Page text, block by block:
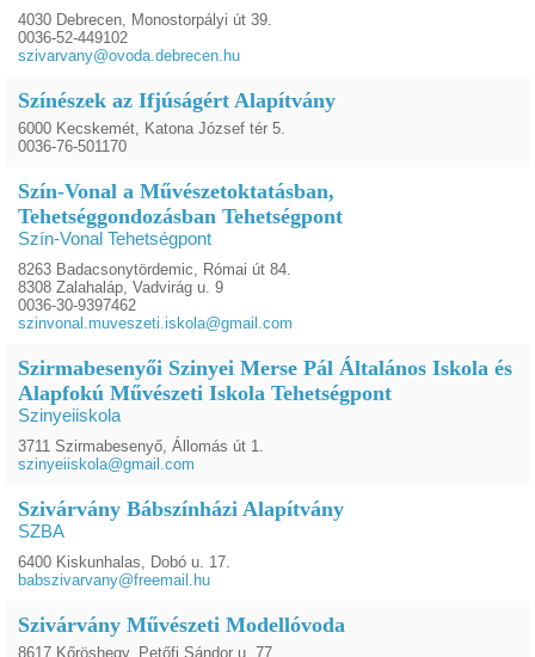
4030 Debrecen, Monostorpályi út 39.
0036-52-449102
szivarvany@ovoda.debrecen.hu
Színészek az Ifjúságért Alapítvány
6000 Kecskemét, Katona József tér 5.
0036-76-501170
Szín-Vonal a Művészetoktatásban,
Tehetséggondozásban Tehetségpont
Szín-Vonal Tehetségpont
8263 Badacsonytördemic, Római út 84.
8308 Zalahaláp, Vadvirág u. 9
0036-30-9397462
szinvonal.muveszeti.iskola@gmail.com
Szirmabesenyői Szinyei Merse Pál Általános Iskola és
Alapfokú Művészeti Iskola Tehetségpont
Szinyeiiskola
3711 Szirmabesenyő, Állomás út 1.
szinyeiiskola@gmail.com
Szivárvány Bábszínházi Alapítvány
SZBA
6400 Kiskunhalas, Dobó u. 17.
babszivarvany@freemail.hu
Szivárvány Művészeti Modellóvoda
8617 Kőröshegy, Petőfi Sándor u. 77.